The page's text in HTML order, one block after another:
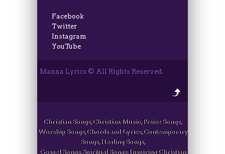
Facebook
Twitter
Instagram
YouTube
Manna Lyrics © All Rights Reserved.
Christian Songs, Christian Music, Praise Songs,
Worship Songs, Chords and Lyrics, Contemporary
Songs, Healing Songs,
Gospel Songs, Spiritual Songs, Inspiring Christian